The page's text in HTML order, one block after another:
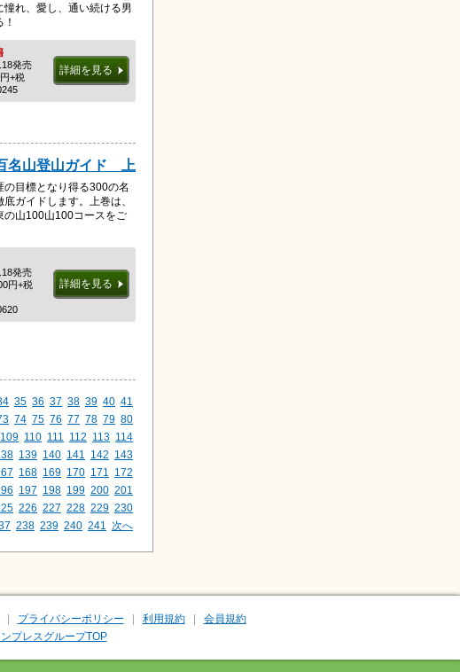
憧れ、愛し、通い続ける男
発売
+税
詳細を見る
名山登山ガイド 上
の目標となり得る300の名
ガイドします。上巻は、
の山100山100コースをご
発売
円+税
詳細を見る
35 36 37 38 39 40 41
74 75 76 77 78 79 80
109 110 111 112 113 114
139 140 141 142 143
168 169 170 171
172
197 198 199 200 201
226 227 228 229 230
238 239 240 241 次へ
プライバシーポリシー 利用規約
会員規約
プレスグループTOP